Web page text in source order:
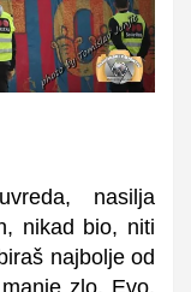
nasilja
nikad bio, niti
najbolje od